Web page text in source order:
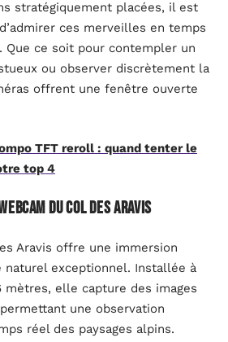
stratégiquement placées, il est
ces merveilles en temps
Que ce soit pour contempler un
ou observer discrètement la
offrent une fenêtre ouverte
TFT reroll : quand tenter le
top 4
du col des Aravis
Aravis offre une immersion
naturel exceptionnel. Installée à
mètres, elle capture des images
une observation
réel des paysages alpins.